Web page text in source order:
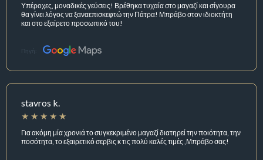
Υπέροχες, μοναδικές γεύσεις! Βρέθηκα τυχαία στο μαγαζί και σίγουρα
θα γίνει λόγος να ξαναεπισκεφτώ την Πάτρα! Μπράβο στον ιδιοκτήτη
και στο εξαίρετο προσωπικό του!
Πηγή:
stavros k.
Για ακόμη μία χρονιά το συγκεκριμένο μαγαζί διατηρεί την ποιότητα, την
ποσότητα, το εξαιρετικό σερβις κ τις πολύ καλές τιμές ,Μπράβο σας!